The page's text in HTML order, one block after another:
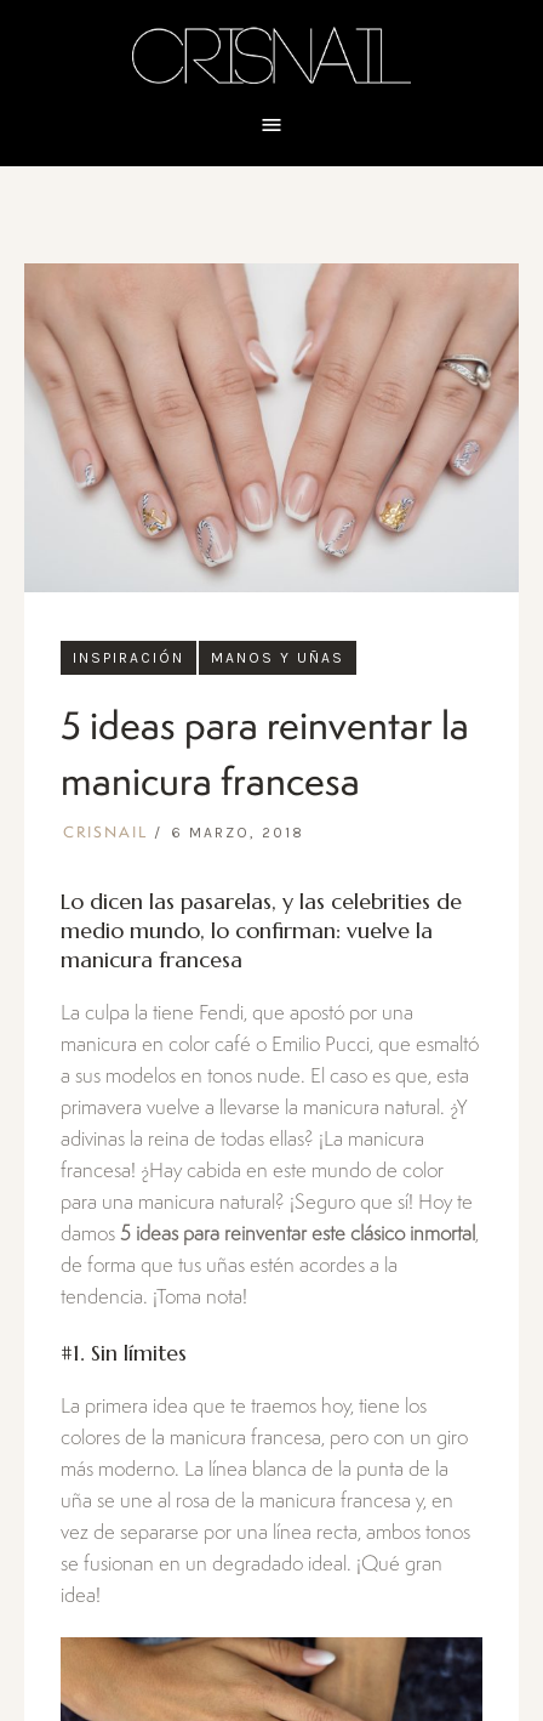
INSPIRACIÓN MANOS Y UÑAS
5 ideas para reinventar la
manicura francesa
CRISNAIL 6 MARZO, 2018
Lo dicen las pasarelas, y las celebrities de
medio mundo, lo confirman: vuelve la
manicura francesa
La culpa la tiene Fendi, que apostó por una
manicura en color café o Emilio Pucci, que esmaltó
a sus modelos en tonos nude. El caso es que, esta
primavera vuelve a llevarse la manicura natural. ¿Y
adivinas la reina de todas ellas? ¡La manicura
francesa! ¿Hay cabida en este mundo de color
para una manicura natural? ¡Seguro que sí! Hoy te
damos 5 ideas para reinventar este clásico inmortal,
de forma que tus uñas estén acordes a la
tendencia. ¡Toma nota!
#1. Sin límites
La primera idea que te traemos hoy, tiene los
colores de la manicura francesa, pero con un giro
más moderno. La línea blanca de la punta de la
uña se une al rosa de la manicura francesa y, en
vez de separarse por una línea recta, ambos tonos
se fusionan en un degradado ideal. ¡Qué gran
idea!